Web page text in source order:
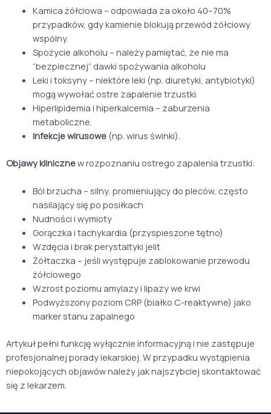
Kamica żółciowa – odpowiada za około 40–70%
przypadków, gdy kamienie blokują przewód żółciowy
wspólny.
Spożycie alkoholu – należy pamiętać, że nie ma
“bezpiecznej” dawki spożywania alkoholu
Leki i toksyny – niektóre leki (np. diuretyki, antybiotyki)
mogą wywołać ostre zapalenie trzustki.
Hiperlipidemia i hiperkalcemia – zaburzenia
metaboliczne.
Infekcje wirusowe(np. wirus świnki).
Objawy klinicznew rozpoznaniu ostrego zapalenia trzustki:
Ból brzucha – silny, promieniujący do pleców, często
nasilający się po posiłkach
Nudności i wymioty
Gorączka i tachykardia (przyspieszone tętno)
Wzdęcia i brak perystaltyki jelit
Żółtaczka – jeśli występuje zablokowanie przewodu
żółciowego
Wzrost poziomu amylazy i lipazy we krwi
Podwyższony poziom CRP (białko C-reaktywne) jako
marker stanu zapalnego
Artykuł pełni funkcję wyłącznie informacyjną i nie zastępuje
profesjonalnej porady lekarskiej. W przypadku wystąpienia
niepokojących objawów należy jak najszybciej skontaktować
się z lekarzem.